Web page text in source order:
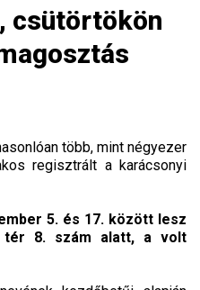
csütörtökön
több, mint négyezer
regisztrált a karácsonyi
5. és 17. között lesz
tér 8. szám alatt, a volt